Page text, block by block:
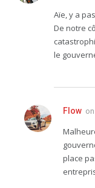
Aïe, y a
De notre
le
Flow on
place